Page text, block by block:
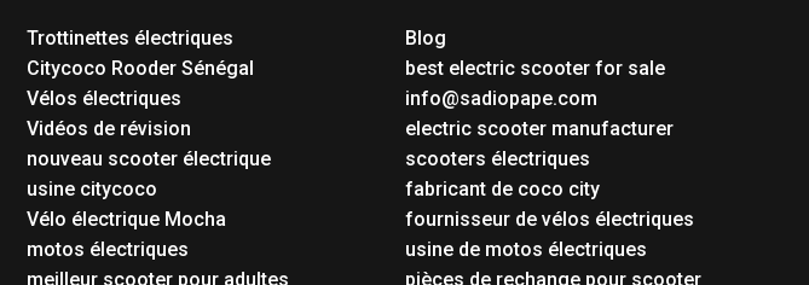
Trottinettes électriques
Citycoco Rooder Sénégal
Vélos électriques
Vidéos de révision
nouveau scooter électrique
usine citycoco
Vélo électrique Mocha
motos électriques
meilleur scooter pour adultes
Blog
best electric scooter for sale
info@sadiopape.com
electric scooter manufacturer
scooters électriques
fabricant de coco city
fournisseur de vélos électriques
usine de motos électriques
pièces de rechange pour scooter